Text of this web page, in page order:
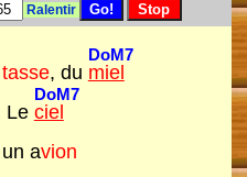
Ralentir
tasse, du
DoM7
miel
Le
DoM7
ciel
avion